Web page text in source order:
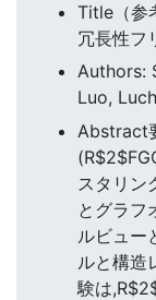
Title（参
冗長性フ
Authors:
Luo,
Abstract
スタリン
とグラフ
ルビュー
ルと構造
験は